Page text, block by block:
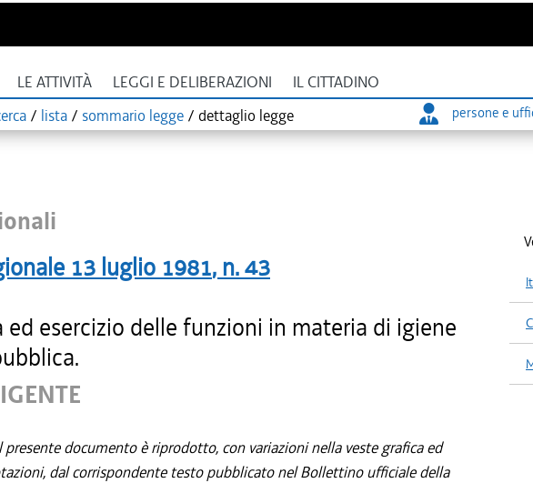
LE ATTIVITÀ LEGGI E DELIBERAZIONI IL CITTADINO
/ lista / sommario legge / dettaglio legge persone e
13 luglio 1981, n.43
ed esercizio delle funzioni in materia di igiene
presente documento è riprodotto, con variazioni nella veste grafica ed
dal corrispondente testo pubblicato nel Bollettino ufficiale della